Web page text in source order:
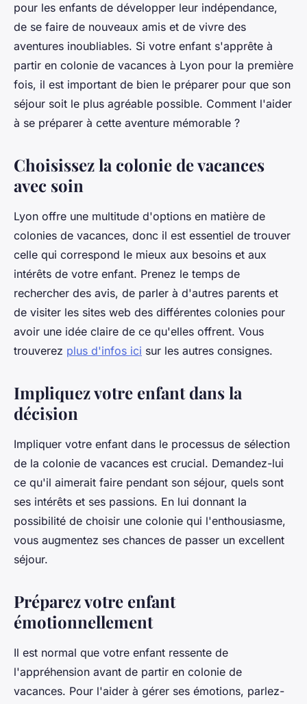
pour les enfants de développer leur indépendance,
de se faire de nouveaux amis et de vivre des
aventures inoubliables. Si votre enfant s'apprête à
partir en colonie de vacances à Lyon pour la première
fois, il est important de bien le préparer pour que son
séjour soit le plus agréable possible. Comment l'aider
à se préparer à cette aventure mémorable ?
Choisissez la colonie de vacances
avec soin
Lyon offre une multitude d'options en matière de
colonies de vacances, donc il est essentiel de trouver
celle qui correspond le mieux aux besoins et aux
intérêts de votre enfant. Prenez le temps de
rechercher des avis, de parler à d'autres parents et
de visiter les sites web des différentes colonies pour
avoir une idée claire de ce qu'elles offrent. Vous
trouverez plus d'infos ici sur les autres consignes.
Impliquez votre enfant dans la
décision
Impliquer votre enfant dans le processus de sélection
de la colonie de vacances est crucial. Demandez-lui
ce qu'il aimerait faire pendant son séjour, quels sont
ses intérêts et ses passions. En lui donnant la
possibilité de choisir une colonie qui l'enthousiasme,
vous augmentez ses chances de passer un excellent
séjour.
Préparez votre enfant
émotionnellement
Il est normal que votre enfant ressente de
l'appréhension avant de partir en colonie de
vacances. Pour l'aider à gérer ses émotions, parlez-